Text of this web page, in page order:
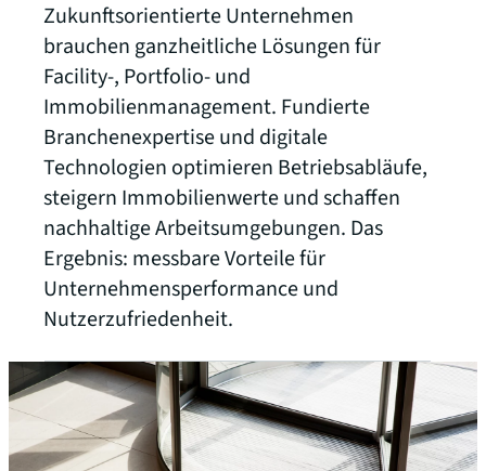
Zukunftsorientierte Unternehmen
brauchen ganzheitliche Lösungen für
Facility-, Portfolio- und
Immobilienmanagement. Fundierte
Branchenexpertise und digitale
Technologien optimieren Betriebsabläufe,
steigern Immobilienwerte und schaffen
nachhaltige Arbeitsumgebungen. Das
Ergebnis: messbare Vorteile für
Unternehmensperformance und
Nutzerzufriedenheit.